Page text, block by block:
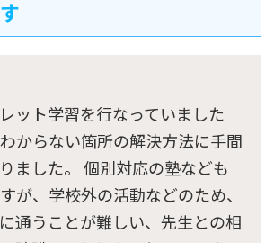
ット学習を行なっていました
からない箇所の解決方法に手間
ました。 個別対応の塾なども
が、学校外の活動などのため、
通うことが難しい、先生との相